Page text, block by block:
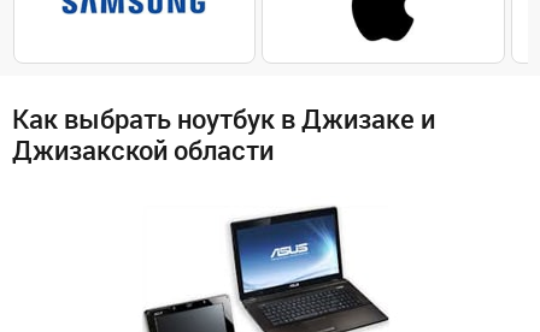
Как выбрать ноутбук в Джизаке и
Джизакской области